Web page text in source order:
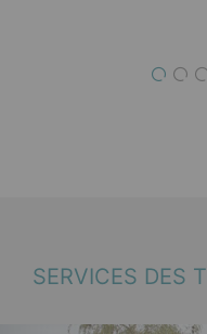
1 2
SERVICES DES